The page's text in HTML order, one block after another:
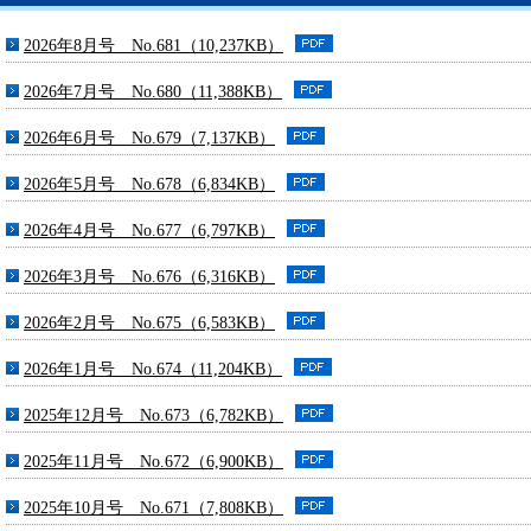
2026年8月号 No.681（10,237KB）
2026年7月号 No.680（11,388KB）
2026年6月号 No.679（7,137KB）
2026年5月号 No.678（6,834KB）
2026年4月号 No.677（6,797KB）
2026年3月号 No.676（6,316KB）
2026年2月号 No.675（6,583KB）
2026年1月号 No.674（11,204KB）
2025年12月号 No.673（6,782KB）
2025年11月号 No.672（6,900KB）
2025年10月号 No.671（7,808KB）